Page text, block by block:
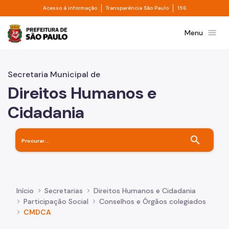
Pular para o Conteúdo principal
Acesso à informação Divisor de acesso à informação
Transparência São Paulo Divisor de
156
Prefeitura de São PauloMenu menu
Secretaria Municipal de
Direitos Humanos e
Cidadania
search
Início Secretarias
Direitos Humanos e Cidadania
Participação Social
Conselhos e Órgãos colegiados
CMDCA